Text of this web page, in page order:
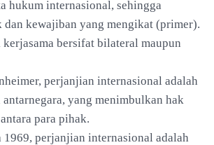
hukum internasional, sehingga
dan kewajiban yang mengikat (primer).
bersifat bilateral maupun
perjanjian internasional adalah
antarnegara, yang menimbulkan hak
para pihak.
perjanjian internasional adalah